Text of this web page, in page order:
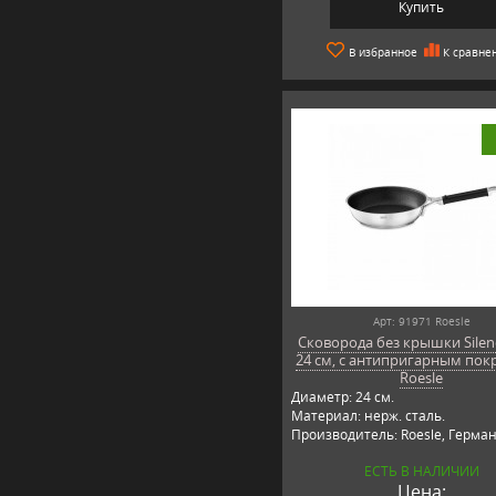
Купить
В избранное К
Арт: 91971 Roesle
Сковорода без крышки
24 см, с антипригарным
Roesle
Диаметр: 24 см.
Материал: нерж. сталь.
Производитель: Roesle,
ЕСТЬ В НАЛИЧИИ